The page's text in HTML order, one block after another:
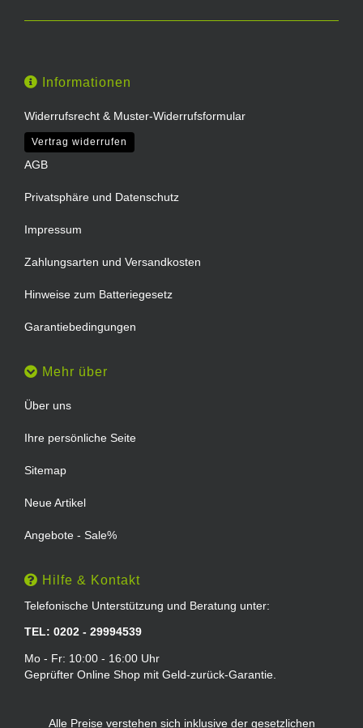
Informationen
Widerrufsrecht & Muster-Widerrufsformular
Vertrag widerrufen
AGB
Privatsphäre und Datenschutz
Impressum
Zahlungsarten und Versandkosten
Hinweise zum Batteriegesetz
Garantiebedingungen
Mehr über
Über uns
Ihre persönliche Seite
Sitemap
Neue Artikel
Angebote - Sale%
Hilfe & Kontakt
Telefonische Unterstützung und Beratung unter:
TEL: 0202 - 29994539
Mo - Fr: 10:00 - 16:00 Uhr
Geprüfter Online Shop mit Geld-zurück-Garantie.
Alle Preise verstehen sich inklusive der gesetzlichen